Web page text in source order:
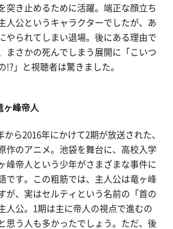
突き止めるために活躍。端正な顔立ち
人公というキャラクターでしたが、あ
やられてしまい退場。後にある理由で
まさかの死んでしまう展開に「こいつ
!?」と視聴者は驚きました。
峰帝人
から2016年にかけて2期が放送された、
作のアニメ。池袋を舞台に、高校入学
峰帝人という少年がさまざまな事件に
です。この粗筋では、主人公は竜ヶ峰
が、実はセルティという名前の「首の
人公。1期は主に帝人の視点で進むの
思う人も多かったでしょう。ただ、後